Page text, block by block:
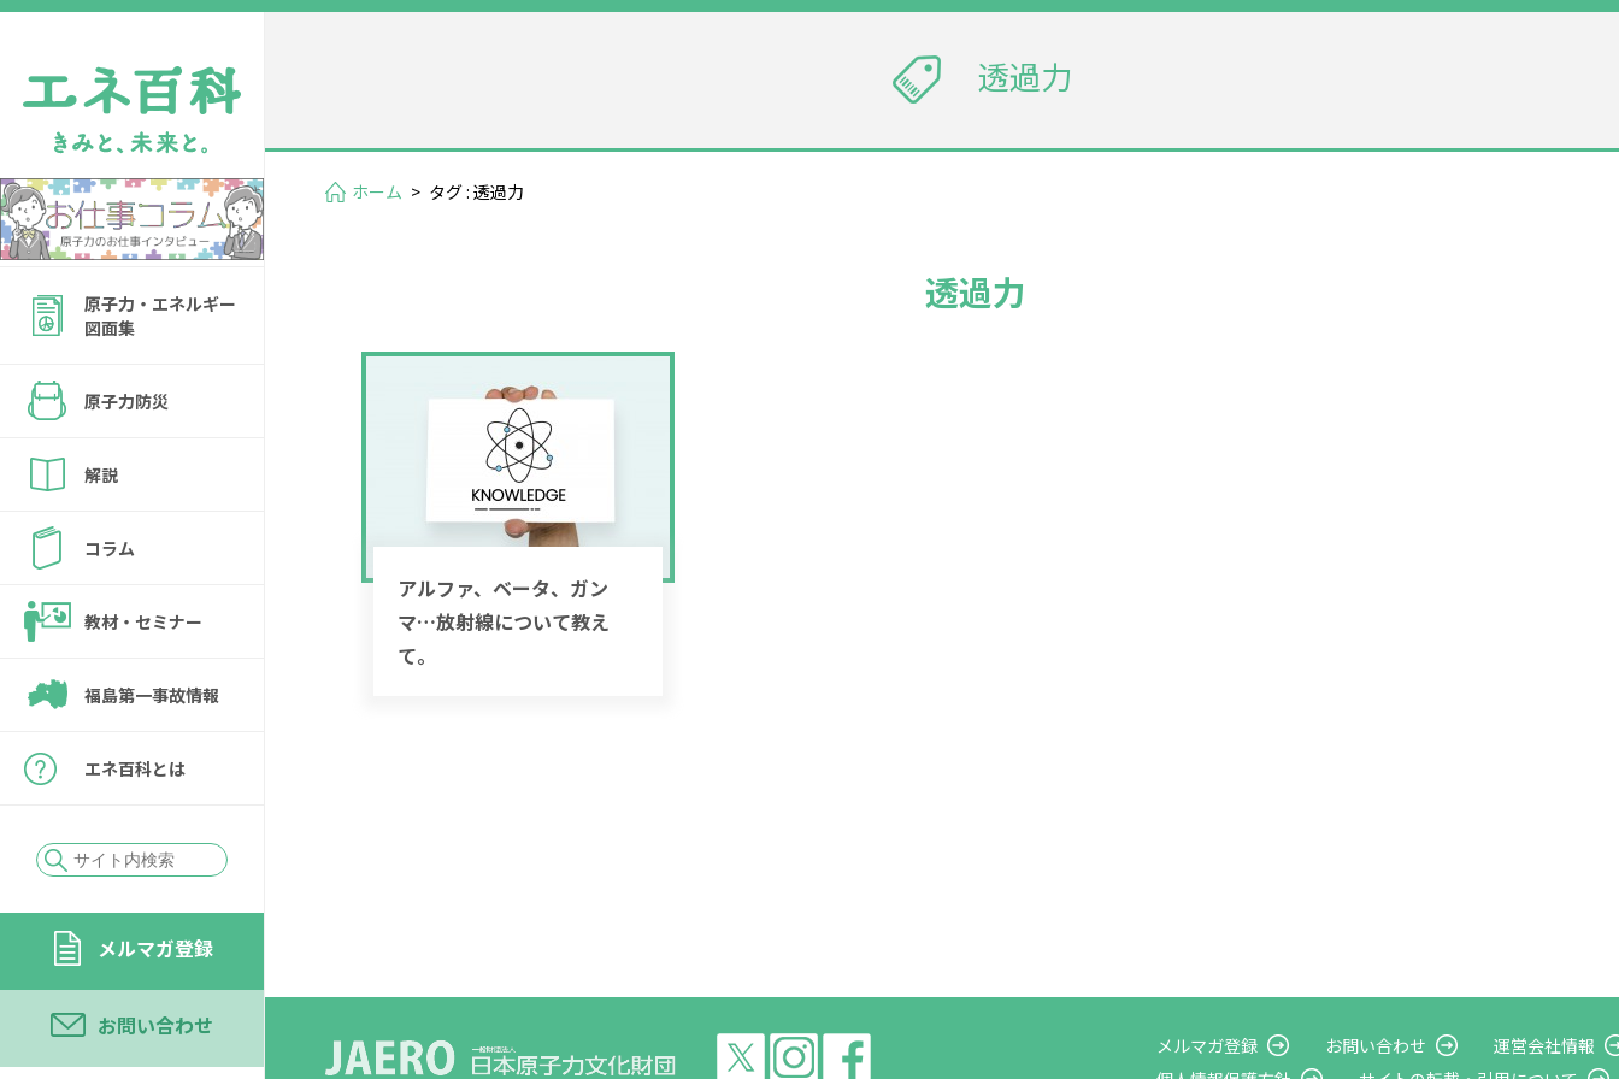
原子力・エネルギー
図面集
原子力防災
解説
コラム
教材・セミナー
福島第一事故情報
エネ百科とは
メルマガ登録
お問い合わせ
透過力
ホーム > タグ : 透過力
透過力
アルファ、ベータ、ガン
マ…放射線について教え
て。
メルマガ登録 お問い合わせ
運営会社情報